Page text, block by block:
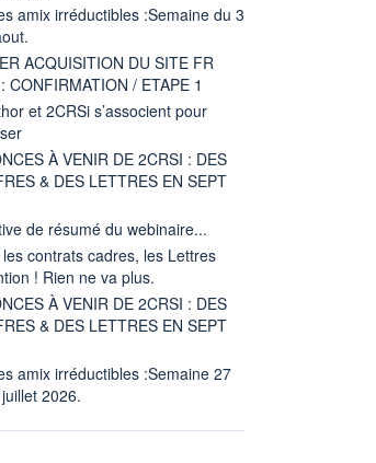
amix irréductibles :Semaine du 3
ACQUISITION DU SITE FR
CONFIRMATION / ETAPE 1
et 2CRSi s’associent pour
À VENIR DE 2CRSI : DES
& DES LETTRES EN SEPT
de résumé du webinaire...
contrats cadres, les Lettres
! Rien ne va plus.
À VENIR DE 2CRSI : DES
& DES LETTRES EN SEPT
amix irréductibles :Semaine 27
2026.